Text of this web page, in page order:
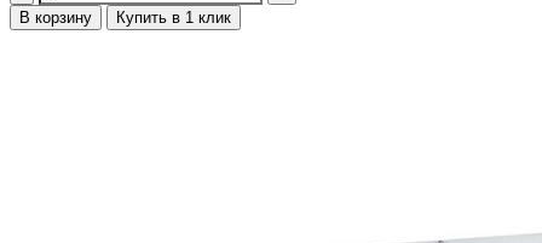
В корзину Купить в 1 клик